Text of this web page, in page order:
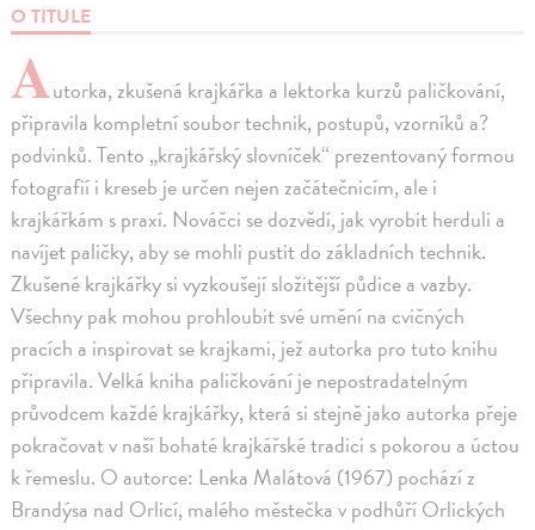
O TITULE
Autorka, zkušená krajkářka a lektorka kurzů paličkování,
připravila kompletní soubor technik, postupů, vzorníků a?
podvinků. Tento „krajkářský slovníček“ prezentovaný formou
fotografií i kreseb je určen nejen začátečnicím, ale i
krajkářkám s praxí. Nováčci se dozvědí, jak vyrobit herduli a
navíjet paličky, aby se mohli pustit do základních technik.
Zkušené krajkářky si vyzkoušejí složitější půdice a vazby.
Všechny pak mohou prohloubit své umění na cvičných
pracích a inspirovat se krajkami, jež autorka pro tuto knihu
připravila. Velká kniha paličkování je nepostradatelným
průvodcem každé krajkářky, která si stejně jako autorka přeje
pokračovat v naší bohaté krajkářské tradici s pokorou a úctou
k řemeslu. O autorce: Lenka Malátová (1967) pochází z
Brandýsa nad Orlicí, malého městečka v podhůří Orlických